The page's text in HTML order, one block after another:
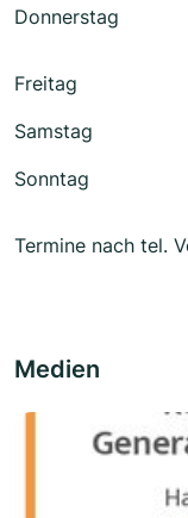
Donnerstag
Freitag
Samstag
Sonntag
Termine nach tel.
Medien